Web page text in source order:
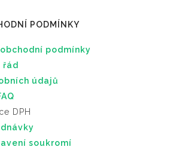
PODMÍNKY
podmínky
řád
údajů
DPH
soukromí